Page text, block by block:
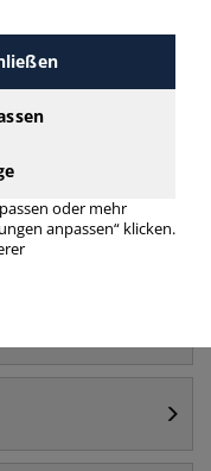
oder mehr
anpassen“ klicken.